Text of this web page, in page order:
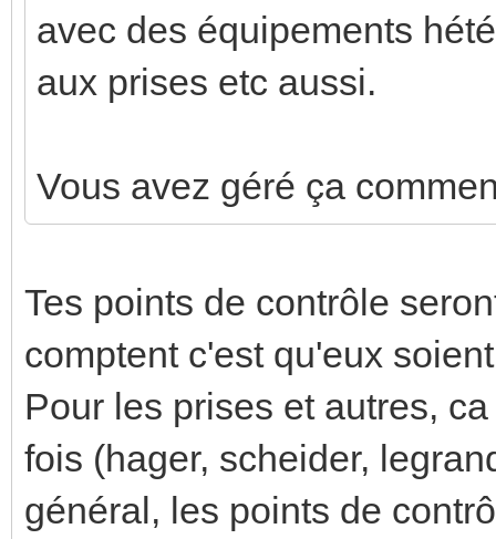
avec des équipements
aux prises etc aussi.
Vous avez géré ça
Tes points de contrôle
comptent c'est qu'eux
Pour les prises et autres,
fois (hager, scheider,
général, les points de